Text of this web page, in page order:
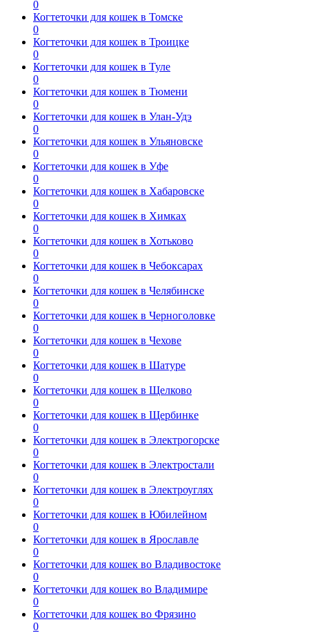
0
Когтеточки для кошек в Томске
0
Когтеточки для кошек в Троицке
0
Когтеточки для кошек в Туле
0
Когтеточки для кошек в Тюмени
0
Когтеточки для кошек в Улан-Удэ
0
Когтеточки для кошек в Ульяновске
0
Когтеточки для кошек в Уфе
0
Когтеточки для кошек в Хабаровске
0
Когтеточки для кошек в Химках
0
Когтеточки для кошек в Хотьково
0
Когтеточки для кошек в Чебоксарах
0
Когтеточки для кошек в Челябинске
0
Когтеточки для кошек в Черноголовке
0
Когтеточки для кошек в Чехове
0
Когтеточки для кошек в Шатуре
0
Когтеточки для кошек в Щелково
0
Когтеточки для кошек в Щербинке
0
Когтеточки для кошек в Электрогорске
0
Когтеточки для кошек в Электростали
0
Когтеточки для кошек в Электроуглях
0
Когтеточки для кошек в Юбилейном
0
Когтеточки для кошек в Ярославле
0
Когтеточки для кошек во Владивостоке
0
Когтеточки для кошек во Владимире
0
Когтеточки для кошек во Фрязино
0